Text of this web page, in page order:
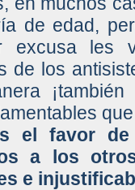
de edad,
excusa
de los
el favor
a los
e